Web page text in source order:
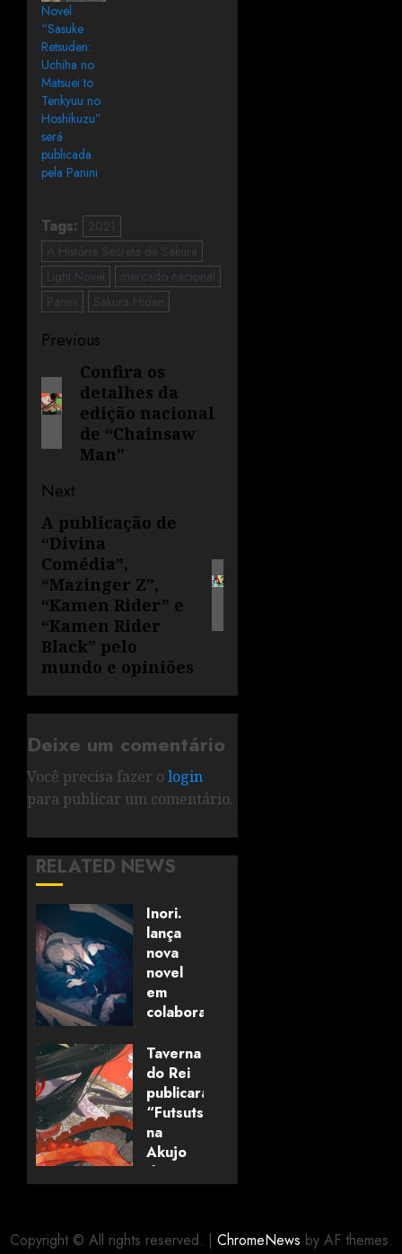
Novel
“Sasuke
Retsuden:
Uchiha no
Matsuei to
Tenkyuu no
Hoshikuzu”
será
publicada
pela Panini
Tags:
2021
A História Secreta de Sakura
Light Novel
mercado nacional
Panini
Sakura Hiden
Previous
Confira os
detalhes da
edição nacional
de “Chainsaw
Man”
Next
A publicação de
“Divina
Comédia”,
“Mazinger Z”,
“Kamen Rider” e
“Kamen Rider
Black” pelo
mundo e opiniões
Deixe um comentário
Você precisa fazer o login
para publicar um comentário.
RELATED NEWS
Inori.
lança
nova
novel
em
colaboração
editora
alemã
06/08/2026
0
Taverna
do Rei
publicará
“Futsutsuka
na
Akujo
dewa
(mangá)
Copyright © All rights reserved. | ChromeNews by AF themes.